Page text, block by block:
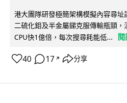
港大團隊研發極簡架構模擬內容尋
二硫化鉬及半金屬銻克服傳輸瓶頸
CPU快1億倍，每次搜尋耗能低...
40 17 ↗ 分享